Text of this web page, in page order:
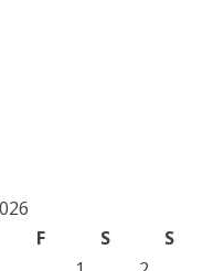
F S
S